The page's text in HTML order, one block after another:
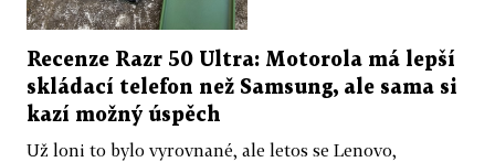
Recenze Razr 50 Ultra: Motorola má lepší
skládací telefon než Samsung, ale sama si
kazí možný úspěch
Už loni to bylo vyrovnané, ale letos se Lenovo,